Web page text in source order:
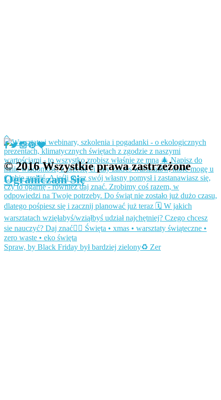
Spraw, by Black Friday był bardziej zielony♻️ Zer
© 2016 Wszystkie prawa zastrzeżone
Ograniczam Się